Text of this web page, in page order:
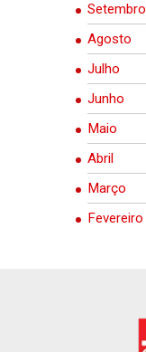
Setembro
Agosto
Julho
Junho
Maio
Abril
Março
Fevereiro